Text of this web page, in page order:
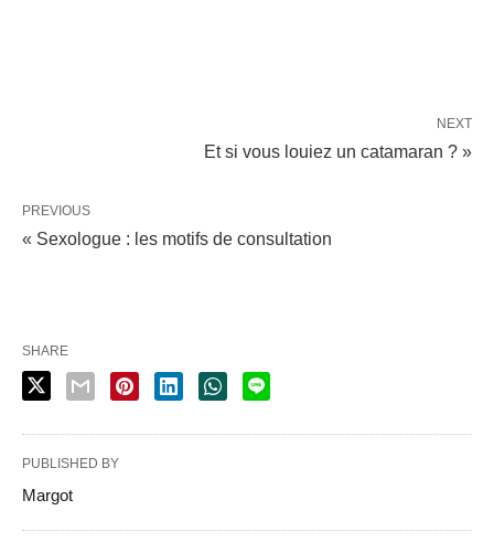
NEXT
Et si vous louiez un catamaran ? »
PREVIOUS
« Sexologue : les motifs de consultation
SHARE
PUBLISHED BY
Margot